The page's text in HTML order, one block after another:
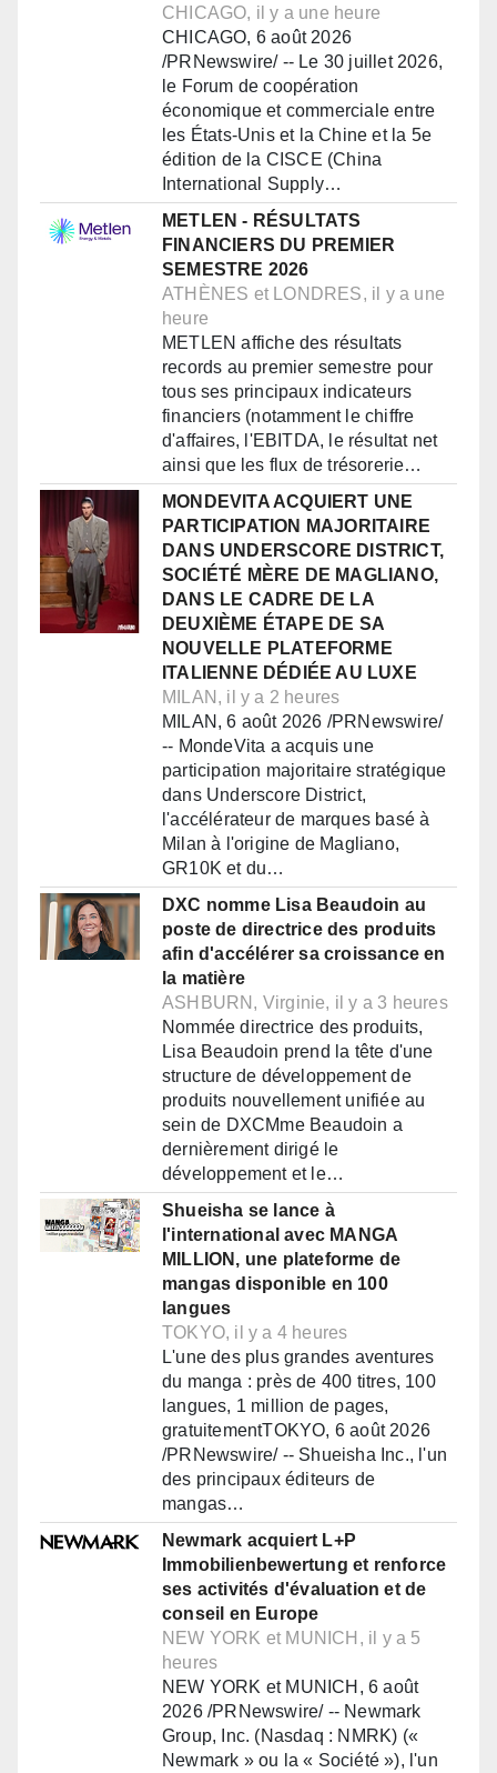
CHICAGO, il y a une heure
CHICAGO, 6 août 2026
/PRNewswire/ -- Le 30 juillet 2026,
le Forum de coopération
économique et commerciale entre
les États-Unis et la Chine et la 5e
édition de la CISCE (China
International Supply…
METLEN - RÉSULTATS
FINANCIERS DU PREMIER
SEMESTRE 2026
ATHÈNES et LONDRES, il y a une
heure
METLEN affiche des résultats
records au premier semestre pour
tous ses principaux indicateurs
financiers (notamment le chiffre
d'affaires, l'EBITDA, le résultat net
ainsi que les flux de trésorerie…
MONDEVITA ACQUIERT UNE
PARTICIPATION MAJORITAIRE
DANS UNDERSCORE DISTRICT,
SOCIÉTÉ MÈRE DE MAGLIANO,
DANS LE CADRE DE LA
DEUXIÈME ÉTAPE DE SA
NOUVELLE PLATEFORME
ITALIENNE DÉDIÉE AU LUXE
MILAN, il y a 2 heures
MILAN, 6 août 2026 /PRNewswire/
-- MondeVita a acquis une
participation majoritaire stratégique
dans Underscore District,
l'accélérateur de marques basé à
Milan à l'origine de Magliano,
GR10K et du…
DXC nomme Lisa Beaudoin au
poste de directrice des produits
afin d'accélérer sa croissance en
la matière
ASHBURN, Virginie, il y a 3 heures
Nommée directrice des produits,
Lisa Beaudoin prend la tête d'une
structure de développement de
produits nouvellement unifiée au
sein de DXCMme Beaudoin a
dernièrement dirigé le
développement et le…
Shueisha se lance à
l'international avec MANGA
MILLION, une plateforme de
mangas disponible en 100
langues
TOKYO, il y a 4 heures
L'une des plus grandes aventures
du manga : près de 400 titres, 100
langues, 1 million de pages,
gratuitementTOKYO, 6 août 2026
/PRNewswire/ -- Shueisha Inc., l'un
des principaux éditeurs de
mangas…
Newmark acquiert L+P
Immobilienbewertung et renforce
ses activités d'évaluation et de
conseil en Europe
NEW YORK et MUNICH, il y a 5
heures
NEW YORK et MUNICH, 6 août
2026 /PRNewswire/ -- Newmark
Group, Inc. (Nasdaq : NMRK) («
Newmark » ou la « Société »), l'un